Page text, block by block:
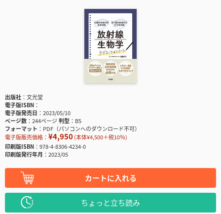
出版社
文光堂
電子版ISBN
電子版発売日
2023/05/10
ページ数
244ページ判型
B5
フォーマット
PDF（パソコンへのダウンロード不可）
電子版販売価格： ¥4,950(本体¥4,500＋税10％)
印刷版ISBN
978-4-8306-4234-0
印刷版発行年月
2023/05
カートに入れる
ちょっと立ち読み